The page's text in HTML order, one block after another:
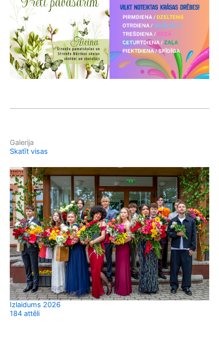
Galerija
Skatīt visas
Izlaidums 2026
184 attēli